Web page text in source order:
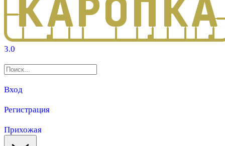
3.0
Вход
Регистрация
Прихожая